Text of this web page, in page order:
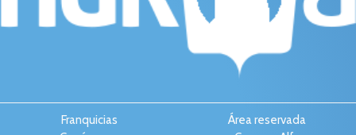
Franquicias
Área reservada